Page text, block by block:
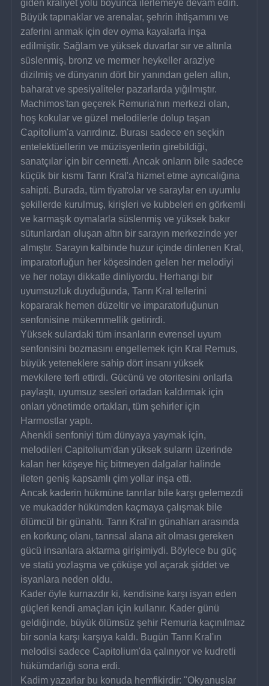
giden kraliyet yolu boyunca ilerlemeye devam edin.
Büyük tapınaklar ve arenalar, şehrin ihtişamını ve
zaferini anmak için dev oyma kayalarla inşa
edilmiştir. Sağlam ve yüksek duvarlar sır ve altınla
süslenmiş, bronz ve mermer heykeller araziye
dizilmiş ve dünyanın dört bir yanından gelen altın,
baharat ve spesiyaliteler pazarlarda yığılmıştır.
Machimos'tan geçerek Remuria'nın merkezi olan,
hoş kokular ve güzel melodilerle dolup taşan
Capitolium'a varırdınız. Burası sadece en seçkin
entelektüellerin ve müzisyenlerin girebildiği,
sanatçılar için bir cennetti. Ancak onların bile sadece
küçük bir kısmı Tanrı Kral'a hizmet etme ayrıcalığına
sahipti. Burada, tüm tiyatrolar ve saraylar en uyumlu
şekillerde kurulmuş, kirişleri ve kubbeleri en görkemli
ve karmaşık oymalarla süslenmiş ve yüksek bakır
sütunlardan oluşan altın bir sarayın merkezinde yer
almıştır. Sarayın kalbinde huzur içinde dinlenen Kral,
imparatorluğun her köşesinden gelen her melodiyi
ve her notayı dikkatle dinliyordu. Herhangi bir
uyumsuzluk duyduğunda, Tanrı Kral tellerini
kopararak hemen düzeltir ve imparatorluğunun
senfonisine mükemmellik getirirdi.
Yüksek sulardaki tüm insanların evrensel uyum
senfonisini bozmasını engellemek için Kral Remus,
büyük yeteneklere sahip dört insanı yüksek
mevkilere terfi ettirdi. Gücünü ve otoritesini onlarla
paylaştı, uyumsuz sesleri ortadan kaldırmak için
onları yönetimde ortakları, tüm şehirler için
Harmostlar yaptı.
Ahenkli senfoniyi tüm dünyaya yaymak için,
melodileri Capitolium'dan yüksek suların üzerinde
kalan her köşeye hiç bitmeyen dalgalar halinde
ileten geniş kapsamlı çim yollar inşa etti.
Ancak kaderin hükmüne tanrılar bile karşı gelemezdi
ve mukadder hükümden kaçmaya çalışmak bile
ölümcül bir günahtı. Tanrı Kral'ın günahları arasında
en korkunç olanı, tanrısal alana ait olması gereken
gücü insanlara aktarma girişimiydi. Böylece bu güç
ve statü yozlaşma ve çöküşe yol açarak şiddet ve
isyanlara neden oldu.
Kader öyle kurnazdır ki, kendisine karşı isyan eden
güçleri kendi amaçları için kullanır. Kader günü
geldiğinde, büyük ölümsüz şehir Remuria kaçınılmaz
bir sonla karşı karşıya kaldı. Bugün Tanrı Kral'ın
melodisi sadece Capitolium'da çalınıyor ve kudretli
hükümdarlığı sona erdi.
Kadim yazarlar bu konuda hemfikirdir: "Okyanuslar